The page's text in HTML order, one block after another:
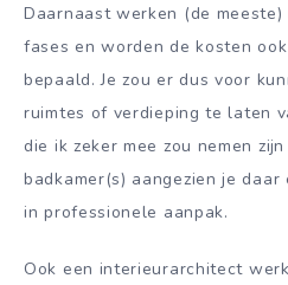
Daarnaast werken (de
fases en worden de kosten
bepaald. Je zou er dus voor
ruimtes of verdieping te laten
die ik zeker mee zou nemen
badkamer(s) aangezien je
in professionele aanpak.
Ook een interieurarchitect